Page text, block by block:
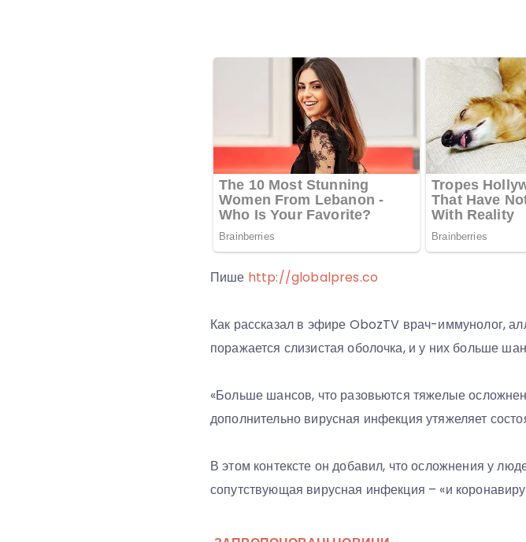
Пише http://globalpres.co
Как рассказал в эфире ObozTV врач-иммунолог,
поражается слизистая оболочка, и у них больше
«Больше шансов, что разовьются тяжелые
дополнительно вирусная инфекция утяжеляет
В этом контексте он добавил, что осложнения у
сопутствующая вирусная инфекция – «и